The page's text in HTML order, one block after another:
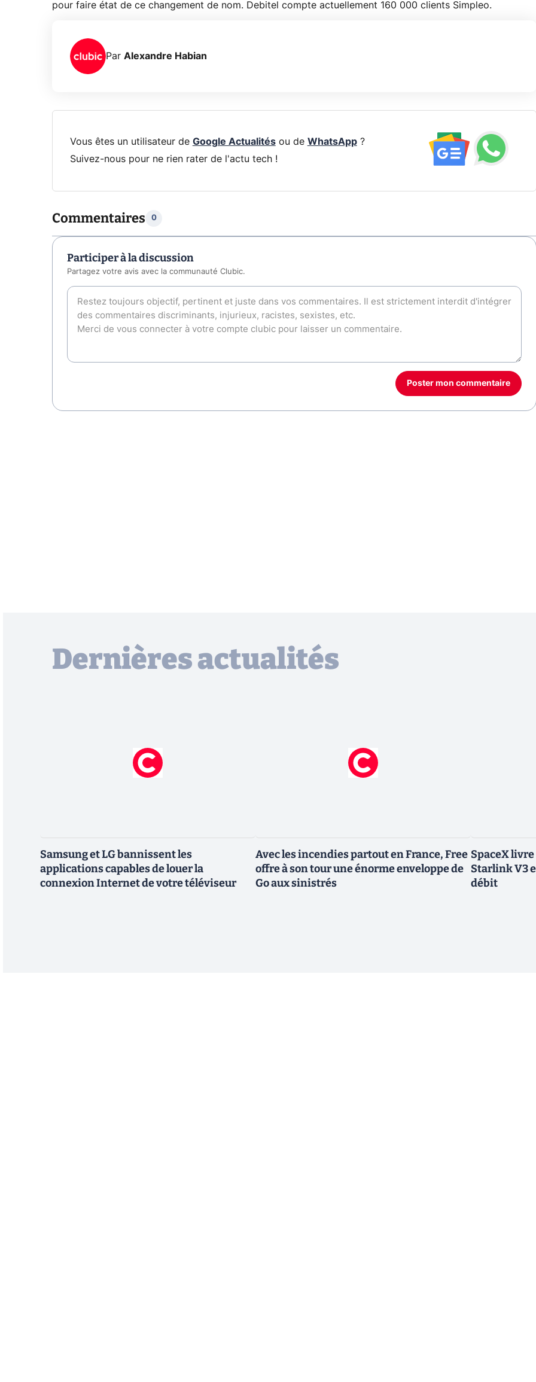
pour faire état de ce changement de nom. Debitel compte actuellement 160 000 clients Simpleo.
Par Alexandre Habian
Vous êtes un utilisateur de Google Actualitésou de WhatsApp?
Suivez-nous pour ne rien rater de l'actu tech !
Commentaires 0
Participer à la discussion
Partagez votre avis avec la communauté Clubic.
Poster mon commentaire
Dernières actualités
Samsung et LG bannissent les
applications capables de louer la
connexion Internet de votre téléviseur
Avec les incendies partout en France, Free
offre à son tour une énorme enveloppe de
Go aux sinistrés
SpaceX
Starlink V3
débit